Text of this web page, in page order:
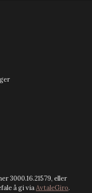
3000.16.21579, eller
å gi viaAvtaleGiro.